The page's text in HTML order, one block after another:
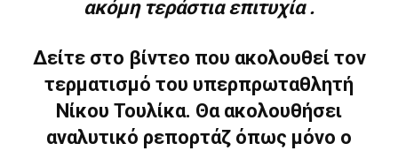
ακόμη τεράστια επιτυχία .
Δείτε στο βίντεο που ακολουθεί τον
τερματισμό του υπερπρωταθλητή
Νίκου Τουλίκα. Θα ακολουθήσει
αναλυτικό ρεπορτάζ όπως μόνο ο